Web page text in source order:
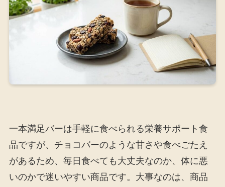
一本満足バーは手軽に食べられる栄養サポート食
品ですが、チョコバーのような甘さや食べごたえ
があるため、毎日食べても大丈夫なのか、体に悪
いのかで迷いやすい商品です。大事なのは、商品